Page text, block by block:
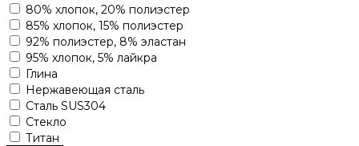
80% хлопок, 20% полиэстер
85% хлопок, 15% полиэстер
92% полиэстер, 8% эластан
95% хлопок, 5% лайкра
Глина
Нержавеющая сталь
Сталь SUS304
Стекло
Титан